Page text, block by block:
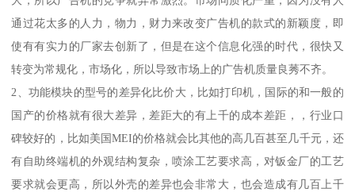
通过花太多的人力，物力，财力来改变广告机的款式的新颖度，即
使有有实力的厂家去创新了，但是在这个信息化强的时代，很快又
转变为常规化，市场化，所以导致市场上的广告机质量良莠不齐。
2、功能模块的型号的差异化比价大，比如打印机，国际的和一般的
国产的价格就有很大差异，差距大的有上千的成本差距，，行业口
碑较好的，比如美国MEI的价格就会比其他的高几百甚至几千元，还
有自助终端机的外观结构复杂，喷涂工艺要求高，对钣金厂的工艺
要求就会更高，所以外壳的差异也会非常大，也会造成有几百上千